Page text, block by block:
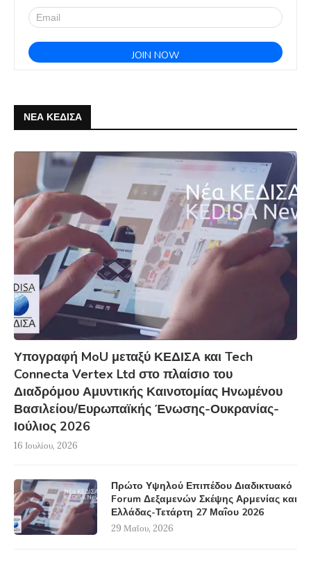
ΝΕΑ ΚΕΔΙΣΑ
Υπογραφή MoU μεταξύ ΚΕΔΙΣΑ και Tech
Connecta Vertex Ltd στο πλαίσιο του
Διαδρόμου Αμυντικής Καινοτομίας Ηνωμένου
Βασιλείου/Ευρωπαϊκής Ένωσης-Ουκρανίας-
Ιούλιος 2026
16 Ιουλίου, 2026
Πρώτο Υψηλού Επιπέδου Διαδικτυακό
Forum Δεξαμενών Σκέψης Αρμενίας και
Ελλάδας-Τετάρτη 27 Μαΐου 2026
29 Μαΐου, 2026